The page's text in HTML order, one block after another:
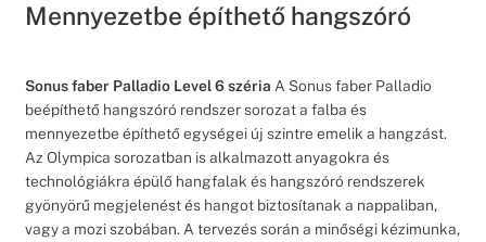
Mennyezetbe építhető hangszóró
Sonus faber Palladio Level 6 széria A Sonus faber Palladio
beépíthető hangszóró rendszer sorozat a falba és
mennyezetbe építhető egységei új szintre emelik a hangzást.
Az Olympica sorozatban is alkalmazott anyagokra és
technológiákra épülő hangfalak és hangszóró rendszerek
gyönyörű megjelenést és hangot biztosítanak a nappaliban,
vagy a mozi szobában. A tervezés során a minőségi kézimunka,